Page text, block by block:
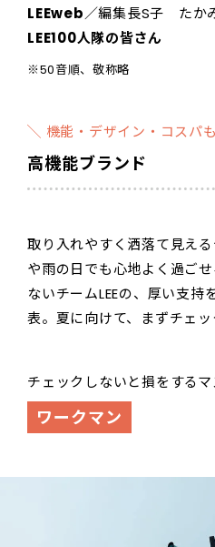
LEEweb／編集長S子 たか
LEE100人隊の皆さん
※50音順、敬称略
╲ 機能・デザイン・コス
高機能ブランド
取り入れやすく洒落て見え
や雨の日でも心地よく過ご
ないチームLEEの、厚い支持
表。夏に向けて、まずチェッ
チェックしないと損をする
ワークマン